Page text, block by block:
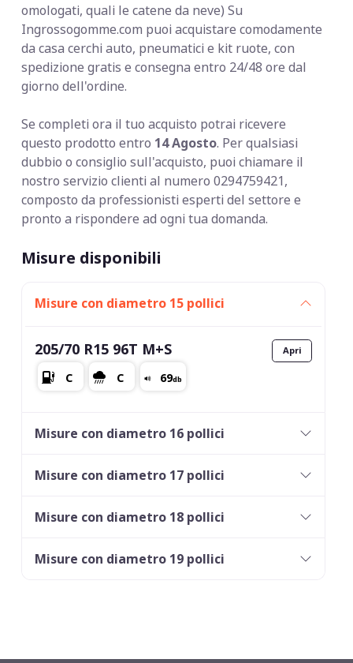
omologati, quali le catene da neve) Su
Ingrossogomme.com puoi acquistare comodamente
da casa cerchi auto, pneumatici e kit ruote, con
spedizione gratis e consegna entro 24/48 ore dal
giorno dell'ordine.
Se completi ora il tuo acquisto potrai ricevere
questo prodotto entro 14 Agosto. Per qualsiasi
dubbio o consiglio sull'acquisto, puoi chiamare il
nostro servizio clienti al numero 0294759421,
composto da professionisti esperti del settore e
pronto a rispondere ad ogni tua domanda.
Misure disponibili
Misure con diametro 15 pollici
205/70 R15 96T M+S
Misure con diametro 16 pollici
Misure con diametro 17 pollici
Misure con diametro 18 pollici
Misure con diametro 19 pollici